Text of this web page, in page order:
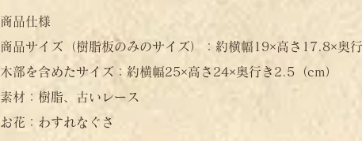
商品仕様
商品サイズ（樹脂板のみのサイズ）：約横幅19×高さ17.8×奥
木部を含めたサイズ：約横幅25×高さ24×奥行き2.5（cm）
素材：樹脂、古いレース
お花：わすれなぐさ